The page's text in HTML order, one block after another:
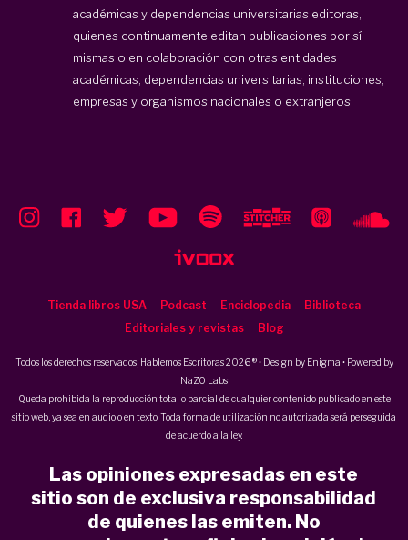
académicas y dependencias universitarias editoras,
quienes continuamente editan publicaciones por sí
mismas o en colaboración con otras entidades
académicas, dependencias universitarias, instituciones,
empresas y organismos nacionales o extranjeros.
Tienda libros USA Podcast Enciclopedia
Biblioteca
Editoriales y revistas
Blog
Todos los derechos reservados, Hablemos Escritoras 2026 ® • Design by Enigma • Powered by
NaZO Labs
Queda prohibida la reproducción total o parcial de cualquier contenido publicado en este
sitio web, ya sea en audio o en texto. Toda forma de utilización no autorizada será perseguida
de acuerdo a la ley.
Las opiniones expresadas en este
sitio son de exclusiva responsabilidad
de quienes las emiten. No